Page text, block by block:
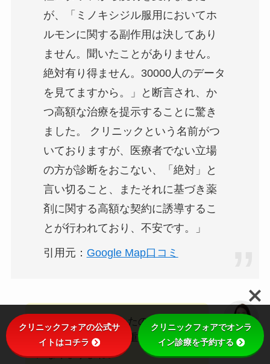
が、「ミノキシジル服用においてホ
ルモンに関する副作用は決してあり
ません。聞いたことがありません。
絶対有り得ません。30000人のデータ
を見てますから。」と断言され、か
つ高額な治療を提示することに驚き
ました。 クリニックという名前がつ
いておりますが、医療者でない立場
の方が診断をおこない、「絶対」と
言い切ること、またそれに基づき薬
剤に関する高額な契約に誘導するこ
とが行われており、不安です。」
引用元： Google Map口コミ
ユキ
勇気を出して相談したのに、強い
断言や高額な提案が重なると不安
になりますよね。
クリニックフォアの公式サ
イトはコチラ
クリニックフォアでオンラ
イン診療を予約する